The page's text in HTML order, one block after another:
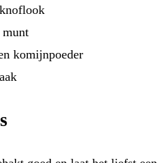
munt
komijnpoeder